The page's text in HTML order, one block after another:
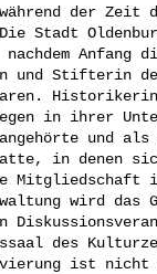
der Zeit
Stadt
Anfang
und Stifterin
in ihrer
angehörte und
in denen
Mitgliedschaft
wird das
des
ist nicht